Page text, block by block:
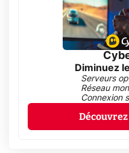
Diminuez
Serveurs
Réseau
Connexion